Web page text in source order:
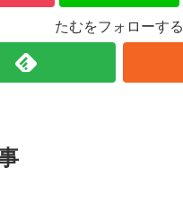
たむをフォローする